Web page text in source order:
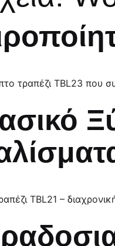
τραπέζι TBL23 που
TBL21 –